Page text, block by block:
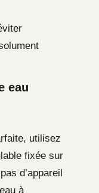
eau
utilisez
fixée sur
d’appareil
à